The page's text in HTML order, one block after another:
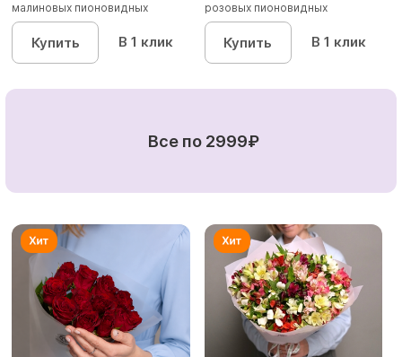
малиновых пионовидных
кустовых роз...
Купить В 1 клик
розовых пионовидных
кустовы...
Купить В 1 клик
Все по 2999₽